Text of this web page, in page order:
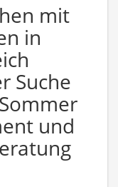
mit
in
Suche
und